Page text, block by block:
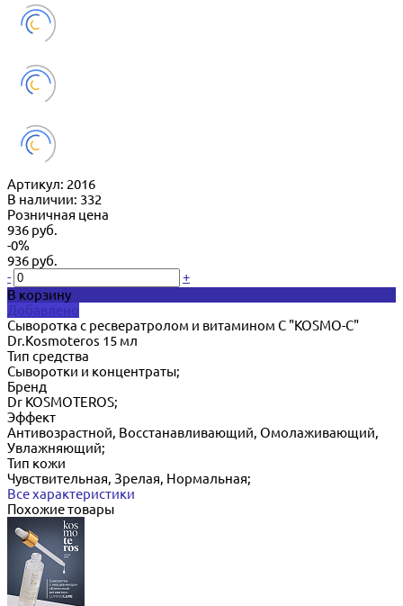
Артикул: 2016
В наличии: 332
Розничная цена
936 руб.
-0%
936 руб.
-
+
В корзину
Добавлено
Сыворотка с ресвератролом и витамином С "KOSMO-C"
Dr.Kosmoteros 15 мл
Тип средства
Сыворотки и концентраты;
Бренд
Dr KOSMOTEROS;
Эффект
Антивозрастной, Восстанавливающий, Омолаживающий,
Увлажняющий;
Тип кожи
Чувствительная, Зрелая, Нормальная;
Все характеристики
Похожие товары